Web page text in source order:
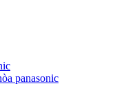
panasonic